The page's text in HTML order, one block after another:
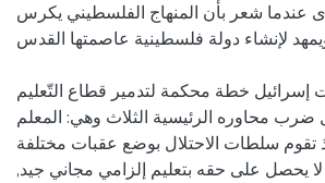
عندما شعر بأن المنهاج الفلسطيني يكرس
لإنشاء دولة فلسطينية عاصمتها القدس.
إسرائيل خطة محكمة لتدمير قطاع التّعليم
محاوره الرئيسية الثلاث وهي: المعلم
تقوم سلطات الاحتلال بوضع عقبات مختلفة
يحصل على حقه بتعليم إلزامي مجاني جيد,